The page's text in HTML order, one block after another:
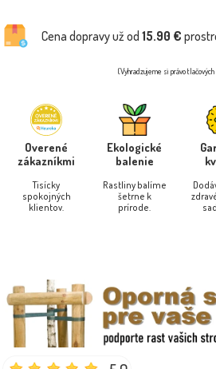
Cena dopravy už od 15.90 €
(Vyhradzujeme si právo tlačových
Overené
zákazníkmi
Tisícky
spokojných
klientov.
Ekologické
balenie
Rastliny balíme
šetrne k
prírode.